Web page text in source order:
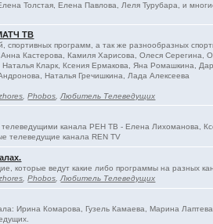
Толстая, Елена Павлова, Леля Турубара, и
ТВ
спортивных программ, а так же разнообразных
Кастерова, Камиля Харисова, Олеся Серегина,
Кларк, Ксения Ермакова, Яна Ромашкина,
Наталья Гречишкина, Лада Алексеева
,Phobos ,Любитель Телеведущих
телеведущими канала РЕН ТВ - Елена Лихоманова,
телеведущие канала REN TV
которые ведут какие либо программы на разных
,Phobos ,Любитель Телеведущих
Ирина Комарова, Гузель Камаева, Марина